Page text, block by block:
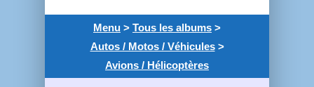
Menu > Tous les albums >
Autos / Motos / Véhicules>
Avions / Hélicoptères